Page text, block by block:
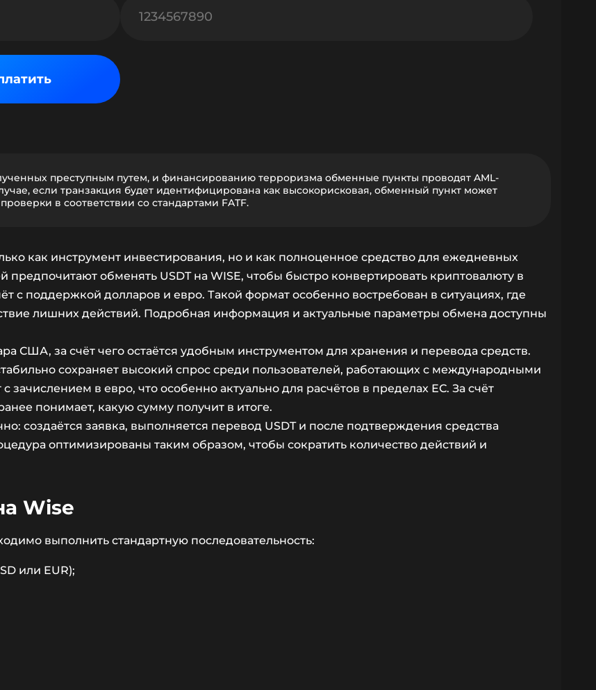
преступным путем, и финансированию терроризма обменные пункты проводят AML-
если транзакция будет идентифицирована как высокорисковая, обменный пункт может
в соответствии со стандартами FATF.
как инструмент инвестирования, но и как полноценное средство для ежедневных
обменять USDT на WISE, чтобы быстро конвертировать криптовалюту в
с поддержкой долларов и евро. Такой формат особенно востребован в ситуациях, где
лишних действий. Подробная информация и актуальные параметры обмена доступны
США, за счёт чего остаётся удобным инструментом для хранения и перевода средств.
сохраняет высокий спрос среди пользователей, работающих с международными
в евро, что особенно актуально для расчётов в пределах ЕС. За счёт
понимает, какую сумму получит в итоге.
создаётся заявка, выполняется перевод USDT и после подтверждения средства
оптимизированы таким образом, чтобы сократить количество действий и
Wise
выполнить стандартную последовательность:
или EUR);